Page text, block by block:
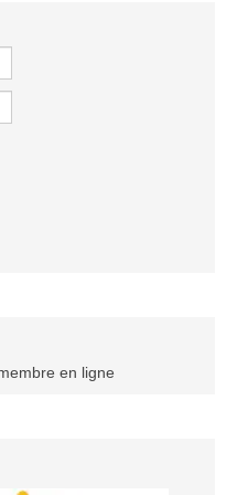
en ligne